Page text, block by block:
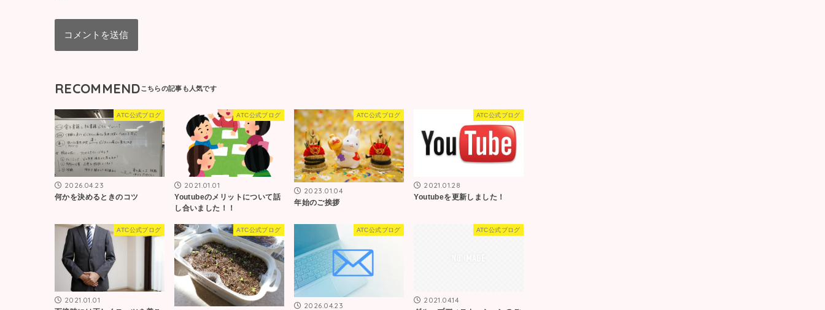
RECOMMEND
ATC公式ブログ
2026.04.23
何かを決めるときのコツ
ATC公式ブログ
2021.01.01
Youtubeのメリットについて話
し合いました！！
ATC公式ブログ
2023.01.04
年始のご挨拶
ATC公式ブログ
2021.01.28
Youtubeを更新しました！
ATC公式ブログ
2021.01.01
ATC公式ブログ ATC公式ブログ
2026.04.23
ATC公式ブログ
2021.04.14